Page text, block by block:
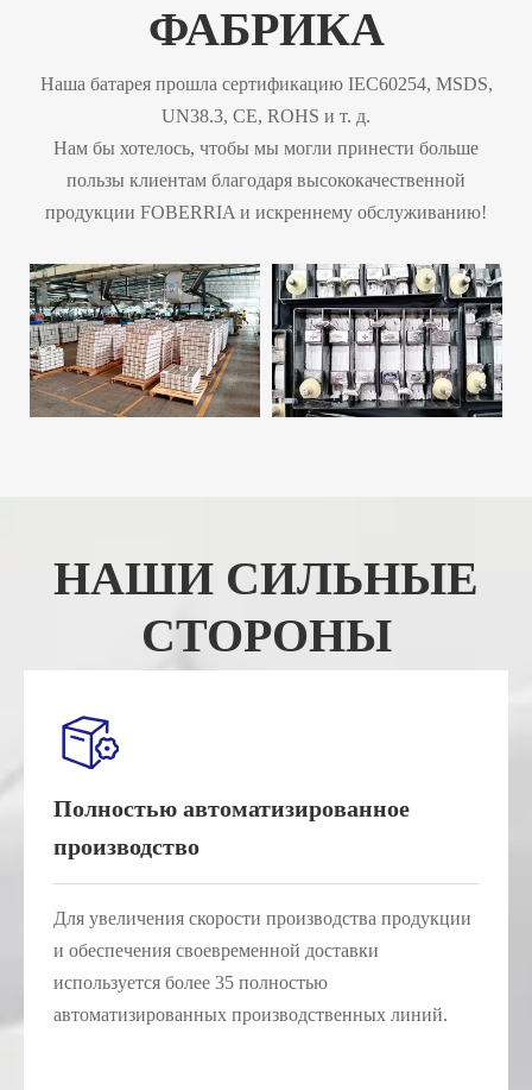
ФАБРИКА
Наша батарея прошла сертификацию IEC60254, MSDS,
UN38.3, CE, ROHS и т. д.
Нам бы хотелось, чтобы мы могли принести больше
пользы клиентам благодаря высококачественной
продукции FOBERRIA и искреннему обслуживанию!
НАШИ СИЛЬНЫЕ
СТОРОНЫ
Полностью автоматизированное
производство
Для увеличения скорости производства продукции
и обеспечения своевременной доставки
используется более 35 полностью
автоматизированных производственных линий.